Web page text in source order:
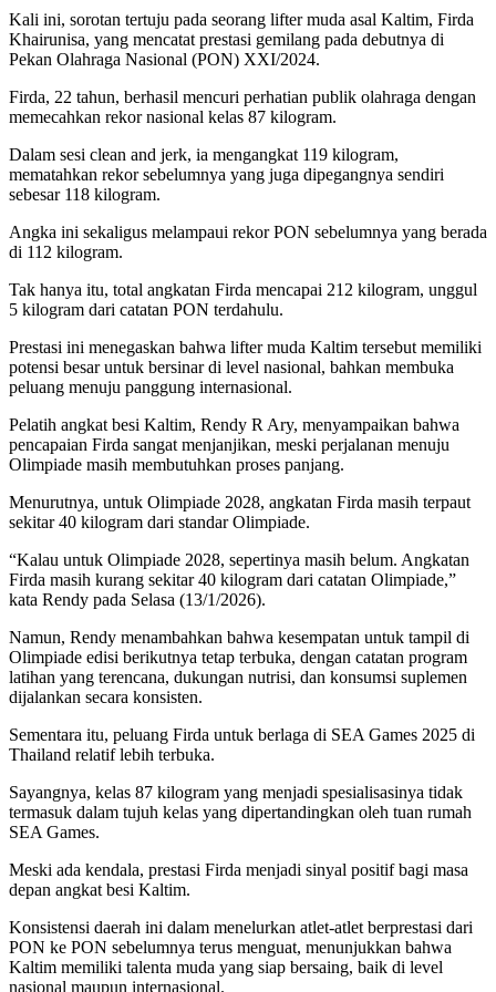
Kali ini, sorotan tertuju pada seorang lifter muda asal Kaltim, Firda
Khairunisa, yang mencatat prestasi gemilang pada debutnya di
Pekan Olahraga Nasional (PON) XXI/2024.
Firda, 22 tahun, berhasil mencuri perhatian publik olahraga dengan
memecahkan rekor nasional kelas 87 kilogram.
Dalam sesi clean and jerk, ia mengangkat 119 kilogram,
mematahkan rekor sebelumnya yang juga dipegangnya sendiri
sebesar 118 kilogram.
Angka ini sekaligus melampaui rekor PON sebelumnya yang berada
di 112 kilogram.
Tak hanya itu, total angkatan Firda mencapai 212 kilogram, unggul
5 kilogram dari catatan PON terdahulu.
Prestasi ini menegaskan bahwa lifter muda Kaltim tersebut memiliki
potensi besar untuk bersinar di level nasional, bahkan membuka
peluang menuju panggung internasional.
Pelatih angkat besi Kaltim, Rendy R Ary, menyampaikan bahwa
pencapaian Firda sangat menjanjikan, meski perjalanan menuju
Olimpiade masih membutuhkan proses panjang.
Menurutnya, untuk Olimpiade 2028, angkatan Firda masih terpaut
sekitar 40 kilogram dari standar Olimpiade.
“Kalau untuk Olimpiade 2028, sepertinya masih belum. Angkatan
Firda masih kurang sekitar 40 kilogram dari catatan Olimpiade,”
kata Rendy pada Selasa (13/1/2026).
Namun, Rendy menambahkan bahwa kesempatan untuk tampil di
Olimpiade edisi berikutnya tetap terbuka, dengan catatan program
latihan yang terencana, dukungan nutrisi, dan konsumsi suplemen
dijalankan secara konsisten.
Sementara itu, peluang Firda untuk berlaga di SEA Games 2025 di
Thailand relatif lebih terbuka.
Sayangnya, kelas 87 kilogram yang menjadi spesialisasinya tidak
termasuk dalam tujuh kelas yang dipertandingkan oleh tuan rumah
SEA Games.
Meski ada kendala, prestasi Firda menjadi sinyal positif bagi masa
depan angkat besi Kaltim.
Konsistensi daerah ini dalam menelurkan atlet-atlet berprestasi dari
PON ke PON sebelumnya terus menguat, menunjukkan bahwa
Kaltim memiliki talenta muda yang siap bersaing, baik di level
nasional maupun internasional.